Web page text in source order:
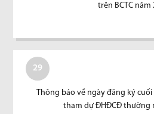
trên BCTC năm
29
Thông báo về ngày đăng ký
tham dự ĐHĐCĐ thường